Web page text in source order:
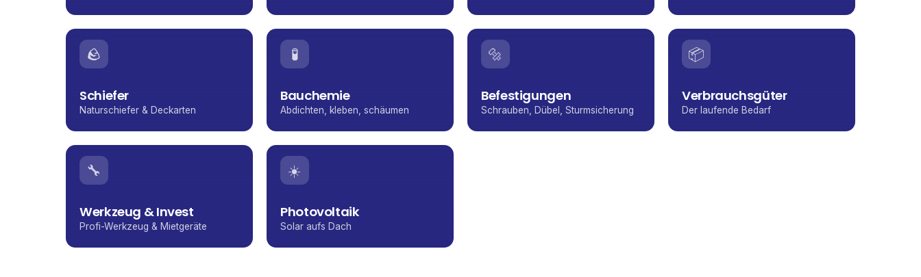
🪨
Schiefer
Naturschiefer & Deckarten
🧪
Bauchemie
Abdichten, kleben, schäumen
🔩
Befestigungen
Schrauben, Dübel, Sturmsicherung
📦
Verbrauchsgüter
Der laufende Bedarf
🔧
Werkzeug & Invest
Profi-Werkzeug & Mietgeräte
☀️
Photovoltaik
Solar aufs Dach